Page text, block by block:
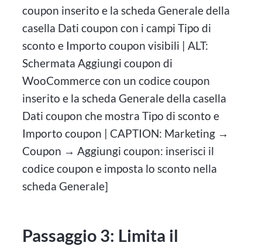
coupon inserito e la scheda Generale della
casella Dati coupon con i campi Tipo di
sconto e Importo coupon visibili | ALT:
Schermata Aggiungi coupon di
WooCommerce con un codice coupon
inserito e la scheda Generale della casella
Dati coupon che mostra Tipo di sconto e
Importo coupon | CAPTION: Marketing →
Coupon → Aggiungi coupon: inserisci il
codice coupon e imposta lo sconto nella
scheda Generale]
Passaggio 3: Limita il